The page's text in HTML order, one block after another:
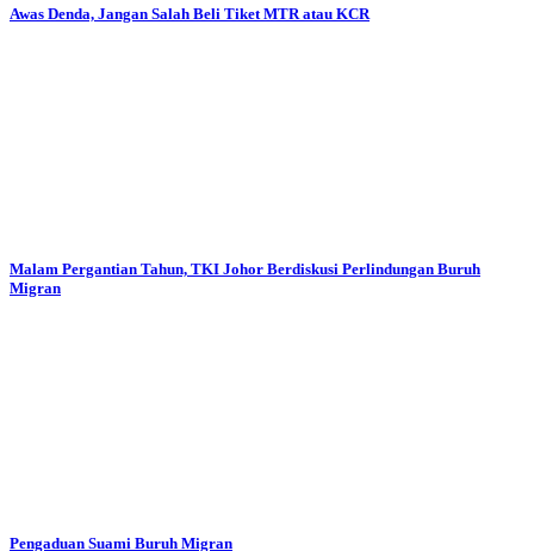
Awas Denda, Jangan Salah Beli Tiket MTR atau KCR
Malam Pergantian Tahun, TKI Johor Berdiskusi Perlindungan Buruh
Migran
Pengaduan Suami Buruh Migran